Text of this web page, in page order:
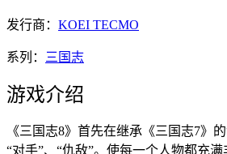
发行商： KOEI TECMO
系列： 三国志
游戏介绍
《三国志8》首先在继承《三国志7》
“对手”、“仇敌”。使每一个人物都充